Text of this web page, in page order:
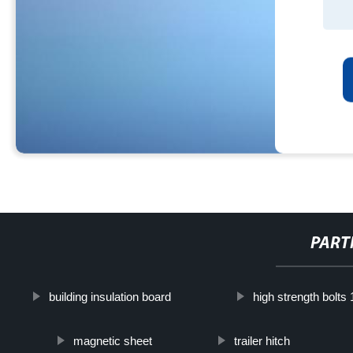
building insulation board high strength bolts
magnetic sheet trailer hitch